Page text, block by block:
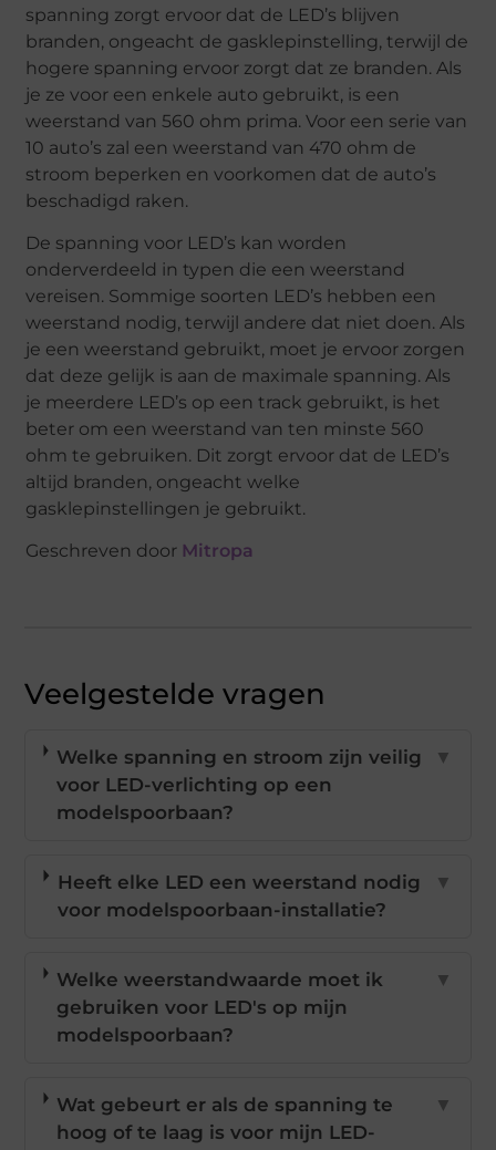
spanning zorgt ervoor dat de LED’s blijven
branden, ongeacht de gasklepinstelling, terwijl de
hogere spanning ervoor zorgt dat ze branden. Als
je ze voor een enkele auto gebruikt, is een
weerstand van 560 ohm prima. Voor een serie van
10 auto’s zal een weerstand van 470 ohm de
stroom beperken en voorkomen dat de auto’s
beschadigd raken.
De spanning voor LED’s kan worden
onderverdeeld in typen die een weerstand
vereisen. Sommige soorten LED’s hebben een
weerstand nodig, terwijl andere dat niet doen. Als
je een weerstand gebruikt, moet je ervoor zorgen
dat deze gelijk is aan de maximale spanning. Als
je meerdere LED’s op een track gebruikt, is het
beter om een weerstand van ten minste 560
ohm te gebruiken. Dit zorgt ervoor dat de LED’s
altijd branden, ongeacht welke
gasklepinstellingen je gebruikt.
Geschreven door Mitropa
Veelgestelde vragen
Welke spanning en stroom zijn veilig
voor LED-verlichting op een
modelspoorbaan?
▼
Heeft elke LED een weerstand nodig
voor modelspoorbaan-installatie?
▼
Welke weerstandwaarde moet ik
gebruiken voor LED's op mijn
modelspoorbaan?
▼
Wat gebeurt er als de spanning te
hoog of te laag is voor mijn LED-
▼